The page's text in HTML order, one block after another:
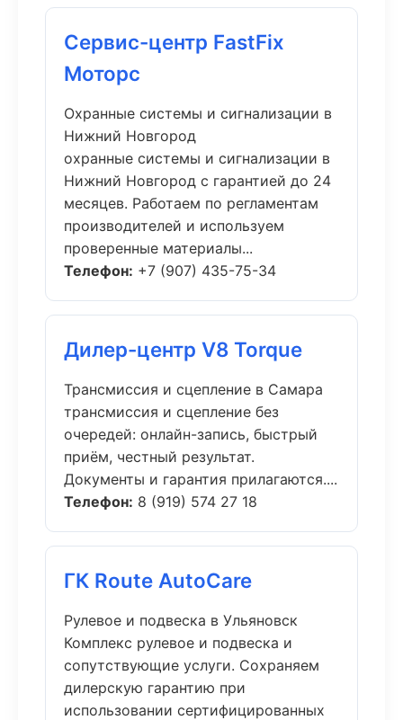
Сервис-центр FastFix
Моторс
Охранные системы и сигнализации в
Нижний Новгород
охранные системы и сигнализации в
Нижний Новгород с гарантией до 24
месяцев. Работаем по регламентам
производителей и используем
проверенные материалы...
Телефон: +7 (907) 435-75-34
Дилер-центр V8 Torque
Трансмиссия и сцепление в Самара
трансмиссия и сцепление без
очередей: онлайн-запись, быстрый
приём, честный результат.
Документы и гарантия прилагаются....
Телефон: 8 (919) 574 27 18
ГК Route AutoCare
Рулевое и подвеска в Ульяновск
Комплекс рулевое и подвеска и
сопутствующие услуги. Сохраняем
дилерскую гарантию при
использовании сертифицированных